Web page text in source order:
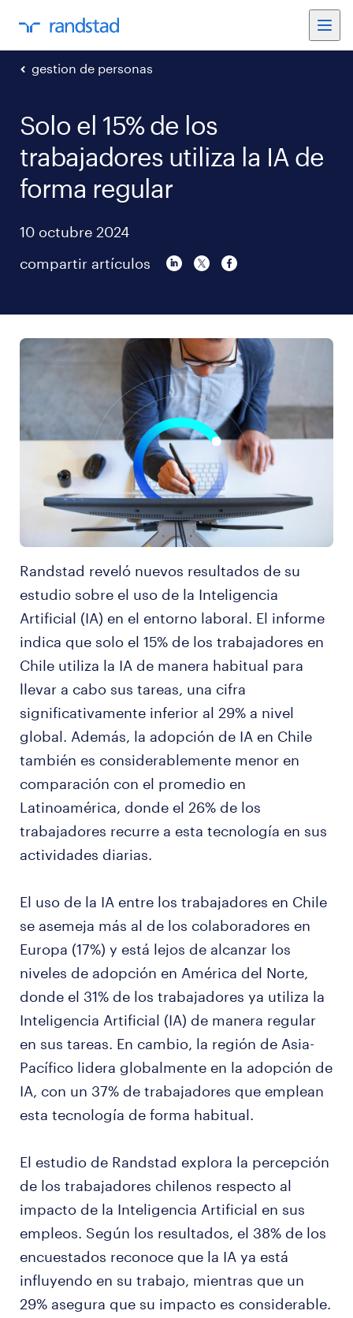
gestion de personas
Solo el 15% de los
trabajadores utiliza la IA de
forma regular
10 octubre 2024
compartir artículos
Randstad reveló nuevos resultados de su
estudio sobre el uso de la Inteligencia
Artificial (IA) en el entorno laboral. El informe
indica que solo el 15% de los trabajadores en
Chile utiliza la IA de manera habitual para
llevar a cabo sus tareas, una cifra
significativamente inferior al 29% a nivel
global. Además, la adopción de IA en Chile
también es considerablemente menor en
comparación con el promedio en
Latinoamérica, donde el 26% de los
trabajadores recurre a esta tecnología en sus
actividades diarias.
El uso de la IA entre los trabajadores en Chile
se asemeja más al de los colaboradores en
Europa (17%) y está lejos de alcanzar los
niveles de adopción en América del Norte,
donde el 31% de los trabajadores ya utiliza la
Inteligencia Artificial (IA) de manera regular
en sus tareas. En cambio, la región de Asia-
Pacífico lidera globalmente en la adopción de
IA, con un 37% de trabajadores que emplean
esta tecnología de forma habitual.
El estudio de Randstad explora la percepción
de los trabajadores chilenos respecto al
impacto de la Inteligencia Artificial en sus
empleos. Según los resultados, el 38% de los
encuestados reconoce que la IA ya está
influyendo en su trabajo, mientras que un
29% asegura que su impacto es considerable.